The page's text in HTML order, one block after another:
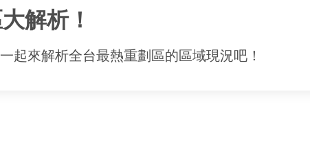
解析！
起來解析全台最熱重劃區的區域現況吧！